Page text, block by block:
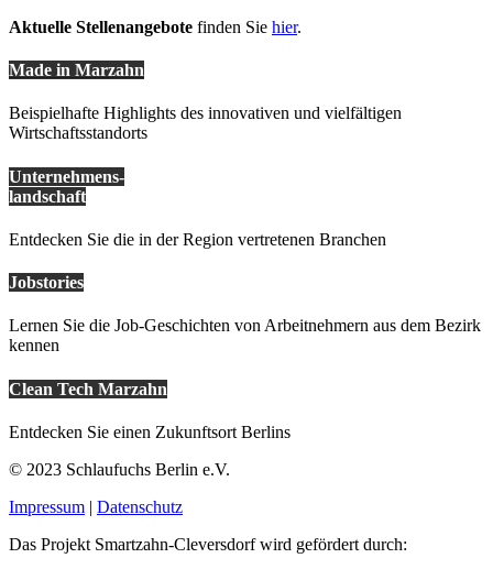
Aktuelle Stellenangebote finden Sie hier.
Made in Marzahn
Beispielhafte Highlights des innovativen und vielfältigen
Wirtschaftsstandorts
Unternehmens-
landschaft
Entdecken Sie die in der Region vertretenen Branchen
Jobstories
Lernen Sie die Job-Geschichten von Arbeitnehmern aus dem Bezirk
kennen
Clean Tech Marzahn
Entdecken Sie einen Zukunftsort Berlins
© 2023 Schlaufuchs Berlin e.V.
Impressum | Datenschutz
Das Projekt Smartzahn-Cleversdorf wird gefördert durch: